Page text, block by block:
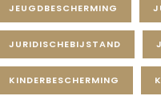
JEUGDBESCHERMING
JURIDISCHEBIJSTAND
KINDERBESCHERMING